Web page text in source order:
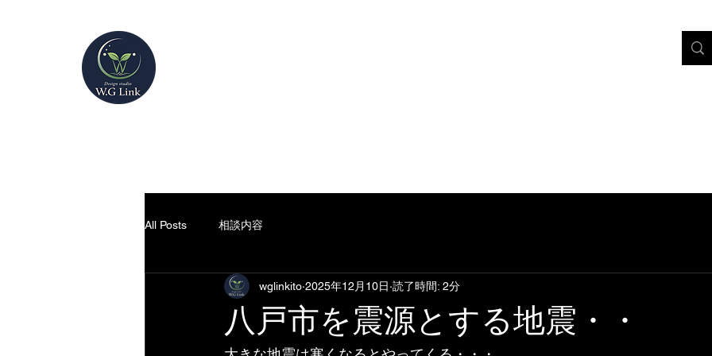
All Posts 相談内容
八戸市を震源とする地震・・
wglinkito 2025年12月10日 読了時間: 2分